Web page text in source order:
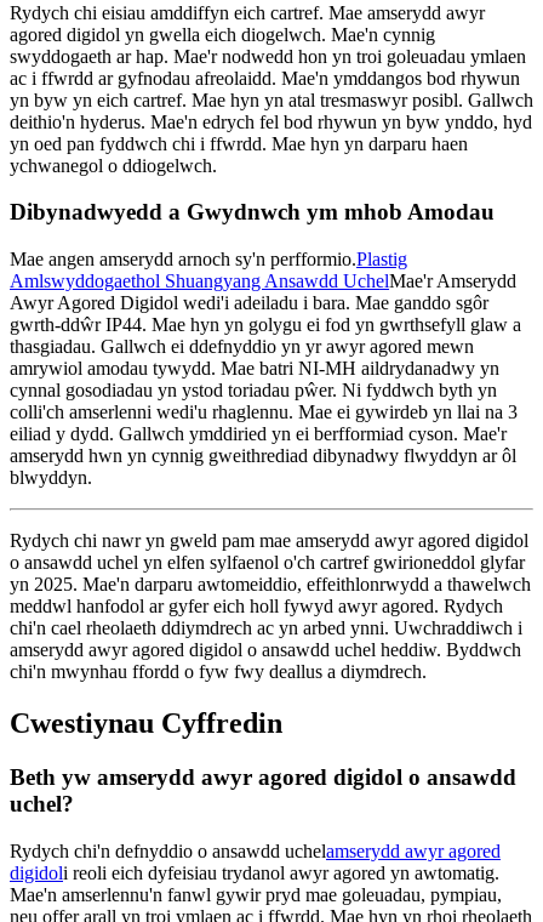
Rydych chi eisiau amddiffyn eich cartref. Mae amserydd awyr
agored digidol yn gwella eich diogelwch. Mae'n cynnig
swyddogaeth ar hap. Mae'r nodwedd hon yn troi goleuadau ymlaen
ac i ffwrdd ar gyfnodau afreolaidd. Mae'n ymddangos bod rhywun
yn byw yn eich cartref. Mae hyn yn atal tresmaswyr posibl. Gallwch
deithio'n hyderus. Mae'n edrych fel bod rhywun yn byw ynddo, hyd
yn oed pan fyddwch chi i ffwrdd. Mae hyn yn darparu haen
ychwanegol o ddiogelwch.
Dibynadwyedd a Gwydnwch ym mhob Amodau
Mae angen amserydd arnoch sy'n perfformio.Plastig
Amlswyddogaethol Shuangyang Ansawdd UchelMae'r Amserydd
Awyr Agored Digidol wedi'i adeiladu i bara. Mae ganddo sgôr
gwrth-ddŵr IP44. Mae hyn yn golygu ei fod yn gwrthsefyll glaw a
thasgiadau. Gallwch ei ddefnyddio yn yr awyr agored mewn
amrywiol amodau tywydd. Mae batri NI-MH aildrydanadwy yn
cynnal gosodiadau yn ystod toriadau pŵer. Ni fyddwch byth yn
colli'ch amserlenni wedi'u rhaglennu. Mae ei gywirdeb yn llai na 3
eiliad y dydd. Gallwch ymddiried yn ei berfformiad cyson. Mae'r
amserydd hwn yn cynnig gweithrediad dibynadwy flwyddyn ar ôl
blwyddyn.
Rydych chi nawr yn gweld pam mae amserydd awyr agored digidol
o ansawdd uchel yn elfen sylfaenol o'ch cartref gwirioneddol glyfar
yn 2025. Mae'n darparu awtomeiddio, effeithlonrwydd a thawelwch
meddwl hanfodol ar gyfer eich holl fywyd awyr agored. Rydych
chi'n cael rheolaeth ddiymdrech ac yn arbed ynni. Uwchraddiwch i
amserydd awyr agored digidol o ansawdd uchel heddiw. Byddwch
chi'n mwynhau ffordd o fyw fwy deallus a diymdrech.
Cwestiynau Cyffredin
Beth yw amserydd awyr agored digidol o ansawdd
uchel?
Rydych chi'n defnyddio o ansawdd uchelamserydd awyr agored
digidoli reoli eich dyfeisiau trydanol awyr agored yn awtomatig.
Mae'n amserlennu'n fanwl gywir pryd mae goleuadau, pympiau,
neu offer arall yn troi ymlaen ac i ffwrdd. Mae hyn yn rhoi rheolaeth